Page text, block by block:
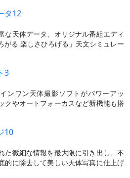
タ12
な天体データ、オリジナル番組エディ
がる 楽しさひろげる」天文シミュレー
3
ンワン天体撮影ソフトがパワーアッ
クやオートフォーカスなど新機能も搭
10
た微細な情報を最大限に引き出し、不
的に除去して美しい天体写真に仕上げ